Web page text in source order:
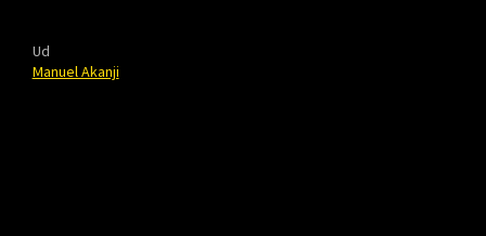
Ud
Manuel Akanji